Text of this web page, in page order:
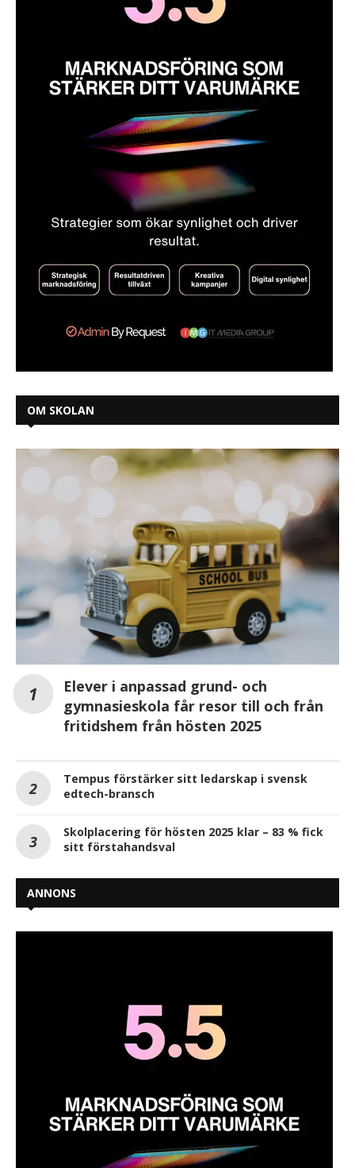
OM SKOLAN
Elever i anpassad grund- och
gymnasieskola får resor till och från
fritidshem från hösten 2025
Tempus förstärker sitt ledarskap i svensk
edtech-bransch
Skolplacering för hösten 2025 klar – 83 % fick
sitt förstahandsval
ANNONS